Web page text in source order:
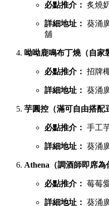
必點推介： 炙燒
詳細地址： 葵涌
舖
呦呦鹿鳴布丁燒（自家
必點推介： 招牌
詳細地址： 葵涌
芋圓控（滿可自由搭配
必點推介： 手工
詳細地址： 葵涌
Athena（調酒師即席為
必點推介： 莓莓
詳細地址： 葵涌